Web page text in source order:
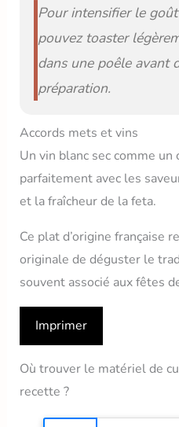
Pour intensifier le
pouvez toaster
dans une poêle avant
préparation.
Accords mets et vins
Un vin blanc sec comme un
parfaitement avec les
et la fraîcheur de la feta.
Ce plat d’origine française
originale de déguster le
souvent associé aux fêtes
Imprimer
Où trouver le matériel de
recette ?